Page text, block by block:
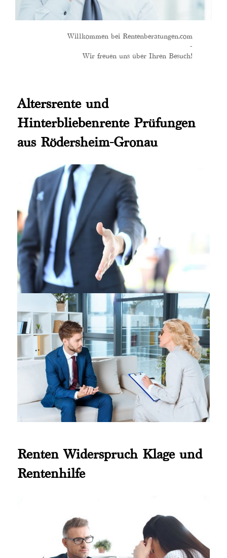
Willkommen bei Rentenberatungen.com
-
Wir freuen uns über Ihren Besuch!
Altersrente und
Hinterbliebenrente Prüfungen
aus Rödersheim-Gronau
Renten Widerspruch Klage und
Rentenhilfe